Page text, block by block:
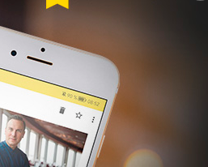
für die